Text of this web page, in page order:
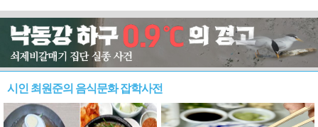
시인 최원준의 음식문화 잡학사전